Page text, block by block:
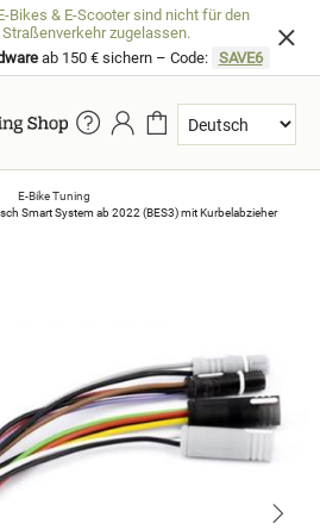
Bikes & E-Scooter sind nicht für den
zugelassen.
ab 150 € sichern – Code: SAVE6
E-Bike Tuning
Smart System ab 2022 (BES3) mit Kurbelabzieher